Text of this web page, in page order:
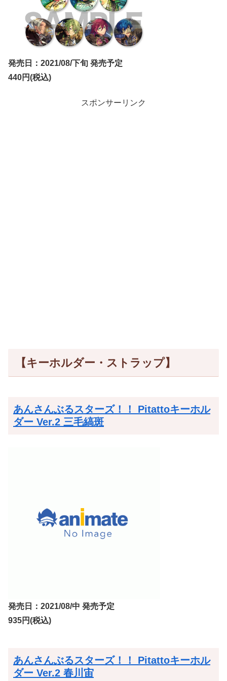
発売日：2021/08/下旬 発売予定
440円(税込)
スポンサーリンク
【キーホルダー・ストラップ】
あんさんぶるスターズ！！ Pitattoキーホル
ダー Ver.2 三毛縞斑
発売日：2021/08/中 発売予定
935円(税込)
あんさんぶるスターズ！！ Pitattoキーホル
ダー Ver.2 春川宙